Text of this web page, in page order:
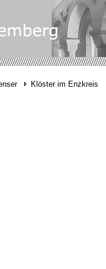
Klöster im Enzkreis